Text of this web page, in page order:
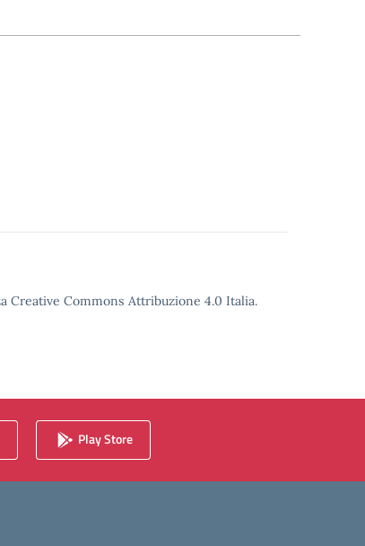
Creative Commons Attribuzione 4.0 Italia.
Play Store